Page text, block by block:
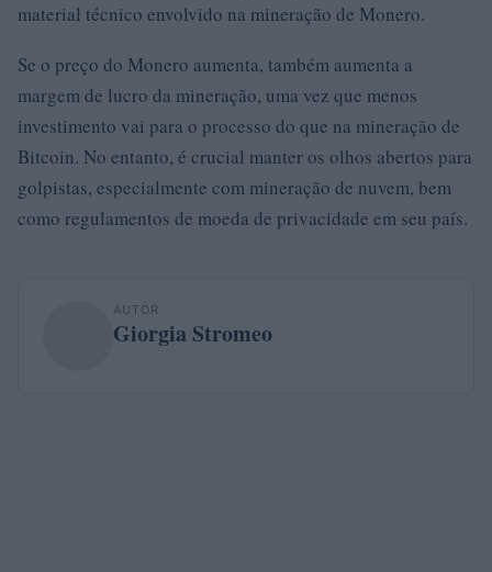
material técnico envolvido na mineração de Monero.
Se o preço do Monero aumenta, também aumenta a
margem de lucro da mineração, uma vez que menos
investimento vai para o processo do que na mineração de
Bitcoin. No entanto, é crucial manter os olhos abertos para
golpistas, especialmente com mineração de nuvem, bem
como regulamentos de moeda de privacidade em seu país.
AUTOR
Giorgia Stromeo